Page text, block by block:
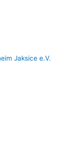
Jaksice e.V.